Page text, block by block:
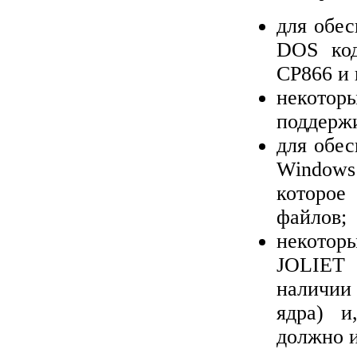
для
DOS
CP866
для
файлов;
ядра)
должно